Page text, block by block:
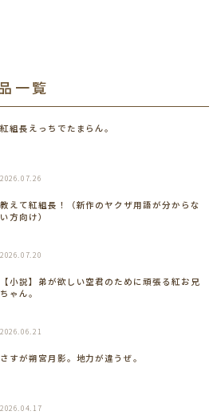
一覧
紅組長えっちでたまらん。
2026.07.26
教えて紅組長！（新作のヤクザ用語が分からな
い方向け）
2026.07.20
【小説】弟が欲しい空君のために頑張る紅お兄
ちゃん。
2026.06.21
さすが朔宮月影。地力が違うぜ。
2026.04.17